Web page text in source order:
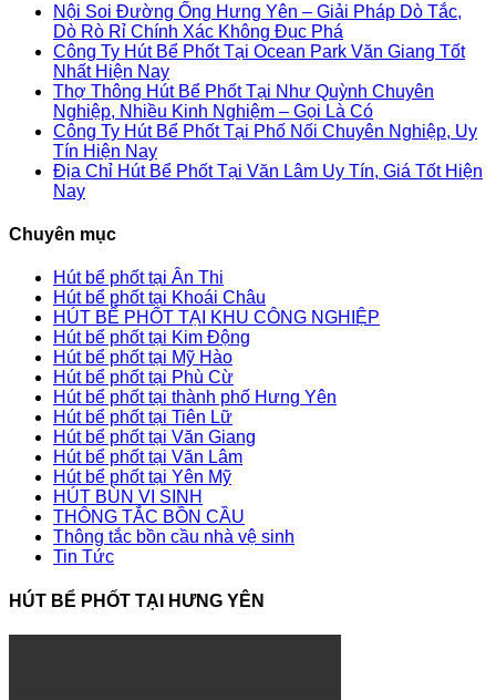
Nội Soi Đường Ống Hưng Yên – Giải Pháp Dò Tắc,
Dò Rò Rỉ Chính Xác Không Đục Phá
Công Ty Hút Bể Phốt Tại Ocean Park Văn Giang Tốt
Nhất Hiện Nay
Thợ Thông Hút Bể Phốt Tại Như Quỳnh Chuyên
Nghiệp, Nhiều Kinh Nghiệm – Gọi Là Có
Công Ty Hút Bể Phốt Tại Phố Nối Chuyên Nghiệp, Uy
Tín Hiện Nay
Địa Chỉ Hút Bể Phốt Tại Văn Lâm Uy Tín, Giá Tốt Hiện
Nay
Chuyên mục
Hút bể phốt tại Ân Thi
Hút bể phốt tại Khoái Châu
HÚT BỂ PHỐT TẠI KHU CÔNG NGHIỆP
Hút bể phốt tại Kim Động
Hút bể phốt tại Mỹ Hào
Hút bể phốt tại Phù Cừ
Hút bể phốt tại thành phố Hưng Yên
Hút bể phốt tại Tiên Lữ
Hút bể phốt tại Văn Giang
Hút bể phốt tại Văn Lâm
Hút bể phốt tại Yên Mỹ
HÚT BÙN VI SINH
THÔNG TẮC BỒN CẦU
Thông tắc bồn cầu nhà vệ sinh
Tin Tức
HÚT BỂ PHỐT TẠI HƯNG YÊN